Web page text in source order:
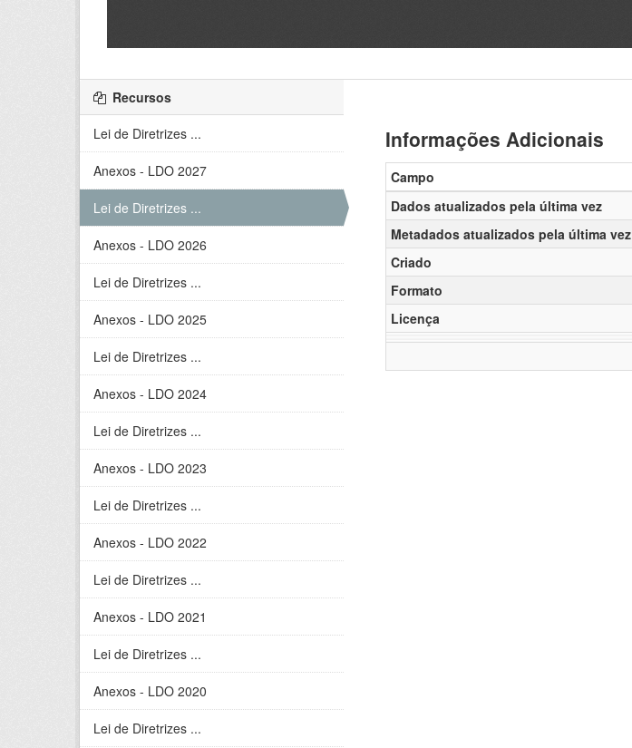
Recursos
Lei de Diretrizes ...
Anexos - LDO 2027
Lei de Diretrizes ...
Anexos - LDO 2026
Lei de Diretrizes ...
Anexos - LDO 2025
Lei de Diretrizes ...
Anexos - LDO 2024
Lei de Diretrizes ...
Anexos - LDO 2023
Lei de Diretrizes ...
Anexos - LDO 2022
Lei de Diretrizes ...
Anexos - LDO 2021
Lei de Diretrizes ...
Anexos - LDO 2020
Lei de Diretrizes ...
Informações Adicionais
Campo
Dados atualizados pela última vez
Metadados atualizados pela última vez
Criado
Formato
Licença